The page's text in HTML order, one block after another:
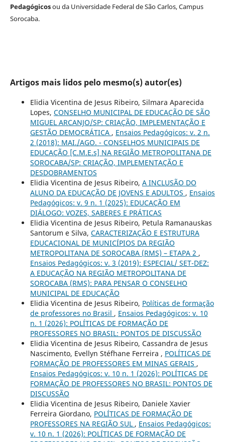
Pedagógicosou da Universidade Federal de São Carlos, Campus
Sorocaba.
Artigos mais lidos pelo mesmo(s) autor(es)
Elidia Vicentina de Jesus Ribeiro, Silmara Aparecida
Lopes, CONSELHO MUNICIPAL DE EDUCAÇÃO DE SÃO
MIGUEL ARCANJO/SP: CRIAÇÃO, IMPLEMENTAÇÃO E
GESTÃO DEMOCRÁTICA , Ensaios Pedagógicos: v. 2 n.
2 (2018): MAI./AGO. - CONSELHOS MUNICIPAIS DE
EDUCAÇÃO [C.M.E.s] NA REGIÃO METROPOLITANA DE
SOROCABA/SP: CRIAÇÃO, IMPLEMENTAÇÃO E
DESDOBRAMENTOS
Elidia Vicentina de Jesus Ribeiro, A INCLUSÃO DO
ALUNO DA EDUCAÇÃO DE JOVENS E ADULTOS , Ensaios
Pedagógicos: v. 9 n. 1 (2025): EDUCAÇÃO EM
DIÁLOGO: VOZES, SABERES E PRÁTICAS
Elidia Vicentina de Jesus Ribeiro, Petula Ramanauskas
Santorum e Silva, CARACTERIZAÇÃO E ESTRUTURA
EDUCACIONAL DE MUNICÍPIOS DA REGIÃO
METROPOLITANA DE SOROCABA (RMS) – ETAPA 2 ,
Ensaios Pedagógicos: v. 3 (2019): ESPECIAL/ SET-DEZ:
A EDUCAÇÃO NA REGIÃO METROPOLITANA DE
SOROCABA (RMS): PARA PENSAR O CONSELHO
MUNICIPAL DE EDUCAÇÃO
Elidia Vicentina de Jesus Ribeiro, Políticas de formação
de professores no Brasil , Ensaios Pedagógicos: v. 10
n. 1 (2026): POLÍTICAS DE FORMAÇÃO DE
PROFESSORES NO BRASIL: PONTOS DE DISCUSSÃO
Elidia Vicentina de Jesus Ribeiro, Cassandra de Jesus
Nascimento, Evellyn Stéfhane Ferreira , POLÍTICAS DE
FORMAÇÃO DE PROFESSORES EM MINAS GERAIS ,
Ensaios Pedagógicos: v. 10 n. 1 (2026): POLÍTICAS DE
FORMAÇÃO DE PROFESSORES NO BRASIL: PONTOS DE
DISCUSSÃO
Elidia Vicentina de Jesus Ribeiro, Daniele Xavier
Ferreira Giordano, POLÍTICAS DE FORMAÇÃO DE
PROFESSORES NA REGIÃO SUL , Ensaios Pedagógicos:
v. 10 n. 1 (2026): POLÍTICAS DE FORMAÇÃO DE